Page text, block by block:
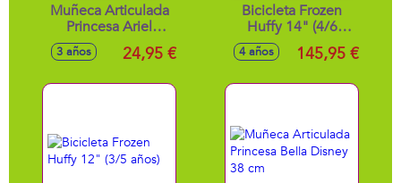
Muñeca Articulada
Princesa Ariel
Disney 38 cm
3 años 24,95 €
Bicicleta Frozen
Huffy 14" (4/6
años)
4 años 145,95 €